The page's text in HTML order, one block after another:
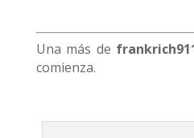
Una más de
comienza.